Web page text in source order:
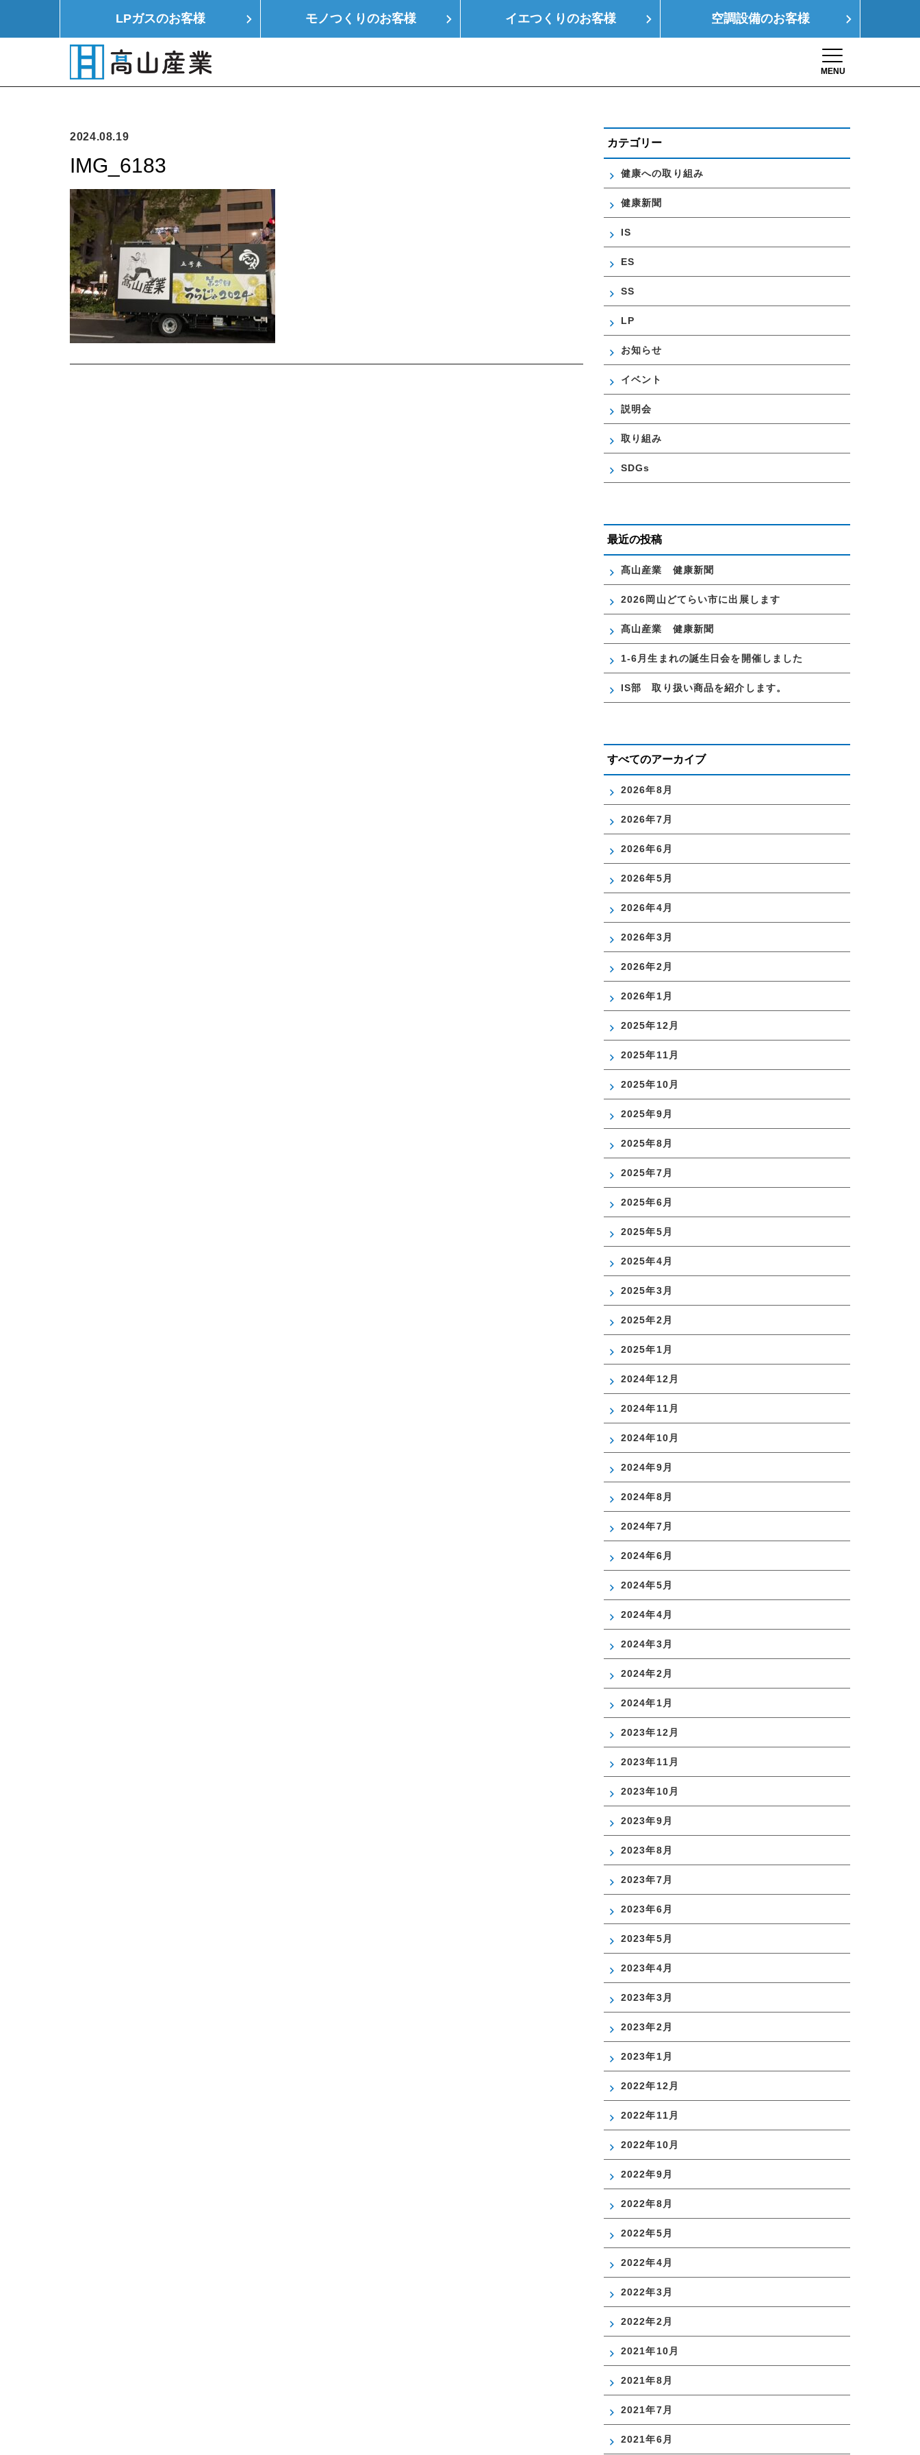
LPガスのお客様 モノつくりのお客様 イエつくりのお客様 空調設備のお客様
MENU
2024.08.19
IMG_6183
カテゴリー
健康への取り組み
健康新聞
IS
ES
SS
LP
お知らせ
イベント
説明会
取り組み
SDGs
最近の投稿
髙山産業 健康新聞
2026岡山どてらい市に出展します
髙山産業 健康新聞
1-6月生まれの誕生日会を開催しました
IS部 取り扱い商品を紹介します。
すべてのアーカイブ
2026年8月
2026年7月
2026年6月
2026年5月
2026年4月
2026年3月
2026年2月
2026年1月
2025年12月
2025年11月
2025年10月
2025年9月
2025年8月
2025年7月
2025年6月
2025年5月
2025年4月
2025年3月
2025年2月
2025年1月
2024年12月
2024年11月
2024年10月
2024年9月
2024年8月
2024年7月
2024年6月
2024年5月
2024年4月
2024年3月
2024年2月
2024年1月
2023年12月
2023年11月
2023年10月
2023年9月
2023年8月
2023年7月
2023年6月
2023年5月
2023年4月
2023年3月
2023年2月
2023年1月
2022年12月
2022年11月
2022年10月
2022年9月
2022年8月
2022年5月
2022年4月
2022年3月
2022年2月
2021年10月
2021年8月
2021年7月
2021年6月